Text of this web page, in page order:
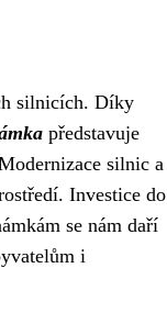
silnicích. Díky
představuje
silnic a
Investice do
se nám daří
i